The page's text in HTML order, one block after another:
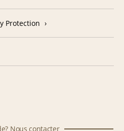
Protection
Nous contacter